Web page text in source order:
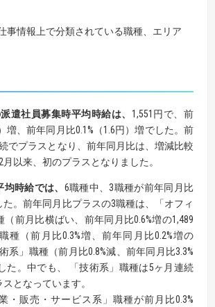
事情報上で分類されている職種、エリア
遣社員募集時平均時給は、 1,551円で、前
増、前年同月比0.1%（1.6円）増でした。前
でプラスとなり、前年同月比は、増減比較
月以来、初のプラスとなりました。
時給では、 6職種中、3職種が前年同月比
。前年同月比プラスの3職種は、「オフィ
前月比横ばい、前年同月比0.6%増の1,489
種（前月比0.3%増、前年同月比0.2%増の
系」職種（前月比0.8%減、前年同月比3.3%
た。中でも、 「技術系」職種は5ヶ月連続
となっています。
・販売・サービス系」職種が前月比0.3%